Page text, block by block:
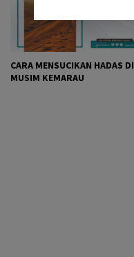
CARA MENSUCIKAN HADAS DI
MUSIM KEMARAU